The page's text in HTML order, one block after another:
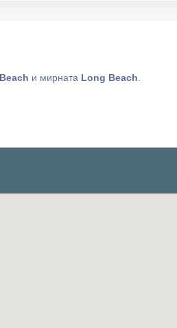
и мирната Long Beach